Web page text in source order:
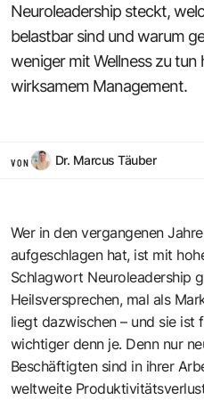
Neuroleadership steckt,
belastbar sind und warum
weniger mit Wellness zu tun
wirksamem Management.
VON Dr. Marcus Täuber
Wer in den vergangenen
aufgeschlagen hat, ist mit
Schlagwort Neuroleadership
Heilsversprechen, mal als
liegt dazwischen – und sie ist
wichtiger denn je. Denn nur
Beschäftigten sind in ihrer
weltweite